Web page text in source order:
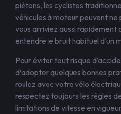
piétons, les cyclistes
véhicules à moteur peuvent ne
vous arriviez aussi rapidement
entendre le bruit habituel d’un
Pour éviter tout risque
d’adopter quelques bonnes
roulez avec votre vélo
respectez toujours les règles
limitations de vitesse en